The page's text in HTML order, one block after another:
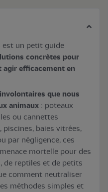
est un petit guide
concrètes pour
agir efficacement en
que nous
animaux : poteaux
ou cannettes
piscines, baies vitrées,
par négligence, ces
mortelle pour des
de reptiles et de petits
comment neutraliser
méthodes simples et